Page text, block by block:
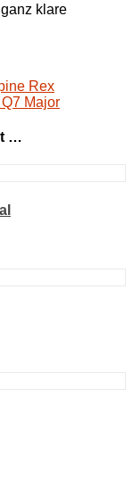
klare
Rex
Major
…